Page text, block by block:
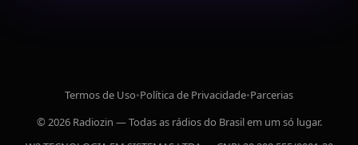
Termos de Uso•Política de Privacidade•Parcerias
© 2026 Radiozin — Todas as rádios do Brasil em um só lugar.